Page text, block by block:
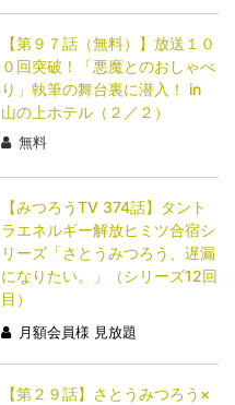
【第９７話（無料）】放送１０
０回突破！「悪魔とのおしゃべ
り」執筆の舞台裏に潜入！ in
山の上ホテル（２／２）
無料
【みつろうTV 374話】タント
ラエネルギー解放ヒミツ合宿シ
リーズ「さとうみつろう、遅漏
になりたい。」（シリーズ12回
目）
月額会員様 見放題
【第２９話】さとうみつろう×